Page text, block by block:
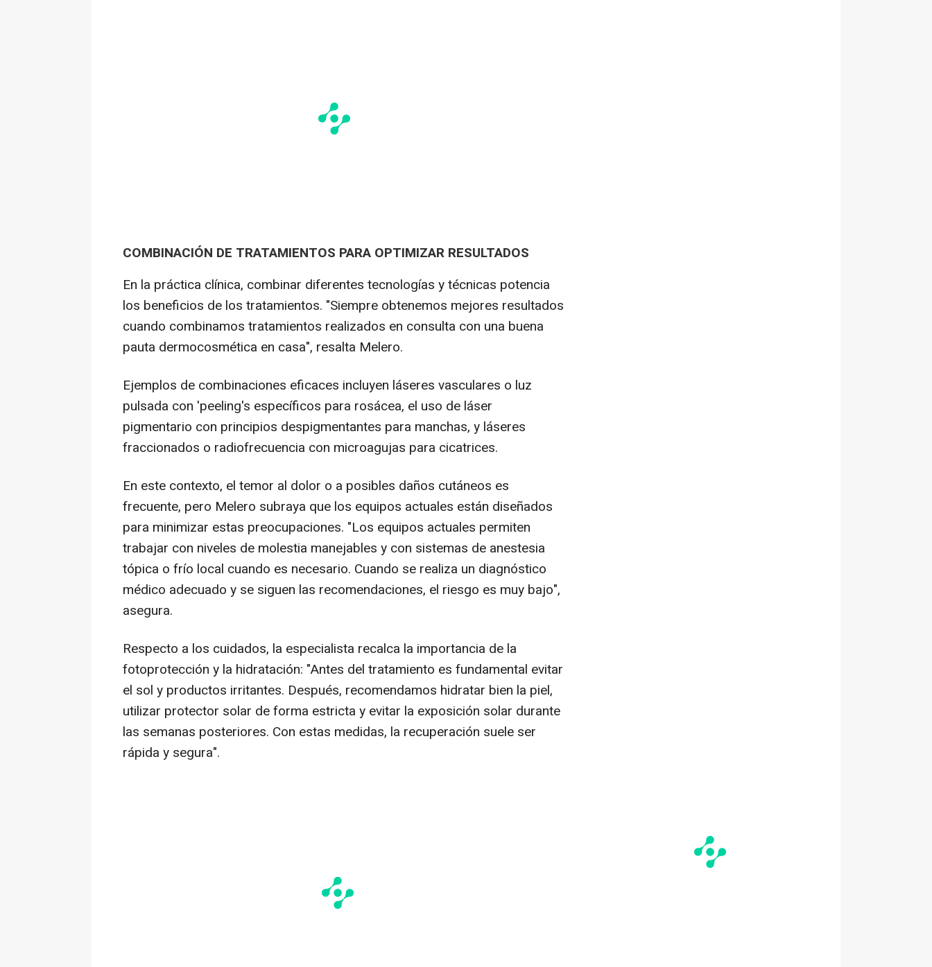
COMBINACIÓN DE TRATAMIENTOS PARA OPTIMIZAR RESULTADOS
En la práctica clínica, combinar diferentes tecnologías y técnicas potencia
los beneficios de los tratamientos. "Siempre obtenemos mejores resultados
cuando combinamos tratamientos realizados en consulta con una buena
pauta dermocosmética en casa", resalta Melero.
Ejemplos de combinaciones eficaces incluyen láseres vasculares o luz
pulsada con 'peeling's específicos para rosácea, el uso de láser
pigmentario con principios despigmentantes para manchas, y láseres
fraccionados o radiofrecuencia con microagujas para cicatrices.
En este contexto, el temor al dolor o a posibles daños cutáneos es
frecuente, pero Melero subraya que los equipos actuales están diseñados
para minimizar estas preocupaciones. "Los equipos actuales permiten
trabajar con niveles de molestia manejables y con sistemas de anestesia
tópica o frío local cuando es necesario. Cuando se realiza un diagnóstico
médico adecuado y se siguen las recomendaciones, el riesgo es muy bajo",
asegura.
Respecto a los cuidados, la especialista recalca la importancia de la
fotoprotección y la hidratación: "Antes del tratamiento es fundamental evitar
el sol y productos irritantes. Después, recomendamos hidratar bien la piel,
utilizar protector solar de forma estricta y evitar la exposición solar durante
las semanas posteriores. Con estas medidas, la recuperación suele ser
rápida y segura".